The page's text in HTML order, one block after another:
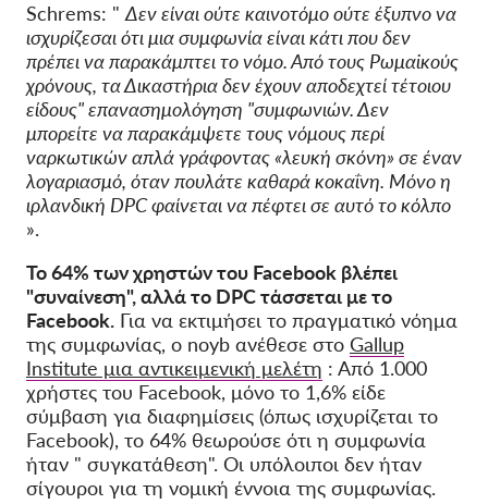
Schrems: " Δεν είναι ούτε καινοτόμο ούτε έξυπνο να
ισχυρίζεσαι ότι μια συμφωνία είναι κάτι πουδεν
πρέπει να παρακάμπτει το νόμο. Από τους Ρωμαϊκούς
χρόνους, τα Δικαστήρια δεν έχουν αποδεχτεί τέτοιου
είδους" επανασημολόγηση "συμφωνιών. Δεν
μπορείτε να παρακάμψετε τους νόμους περί
ναρκωτικών απλά γράφοντας «λευκή σκόνη» σε έναν
λογαριασμό, όταν πουλάτε καθαρά κοκαΐνη. Μόνο η
ιρλανδική DPC φαίνεται να πέφτει σε αυτό το κόλπο
».
Το 64% των χρηστών του Facebook βλέπει
"συναίνεση", αλλά το DPC τάσσεται με το
Facebook. Για να εκτιμήσει το πραγματικό νόημα
της συμφωνίας, ο noyb ανέθεσε στο Gallup
Institute μια αντικειμενική μελέτη : Από 1.000
χρήστες του Facebook, μόνο το 1,6% είδε
σύμβαση για διαφημίσεις (όπως ισχυρίζεται το
Facebook), το 64% θεωρούσε ότι η συμφωνία
ήταν " συγκατάθεση". Οι υπόλοιποι δεν ήταν
σίγουροι για τη νομική έννοια της συμφωνίας.